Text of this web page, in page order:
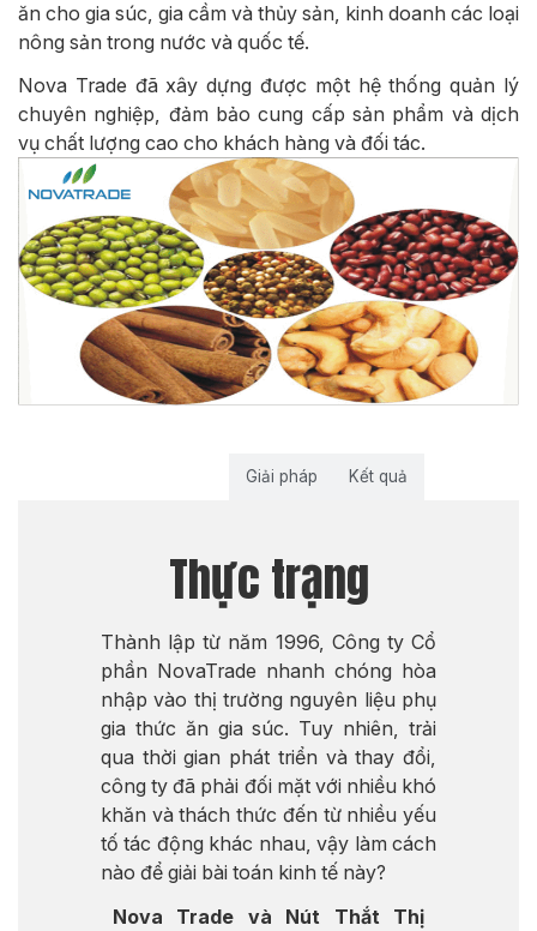
ăn cho gia súc, gia cầm và thủy sản, kinh doanh các loại
nông sản trong nước và quốc tế.
Nova Trade đã xây dựng được một hệ thống quản lý
chuyên nghiệp, đảm bảo cung cấp sản phẩm và dịch
vụ chất lượng cao cho khách hàng và đối tác.
Giải pháp Kết quả
Thực trạng
Thành lập từ năm 1996, Công ty Cổ
phần NovaTrade nhanh chóng hòa
nhập vào thị trường nguyên liệu phụ
gia thức ăn gia súc. Tuy nhiên, trải
qua thời gian phát triển và thay đổi,
công ty đã phải đối mặt với nhiều khó
khăn và thách thức đến từ nhiều yếu
tố tác động khác nhau, vậy làm cách
nào để giải bài toán kinh tế này?
Nova Trade và Nút Thắt Thị